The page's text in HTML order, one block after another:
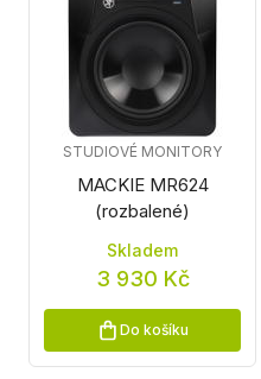
MACKIE MR624
(rozbalené)
STUDIOVÉ MONITORY
Skladem
3 930 Kč
Do košíku